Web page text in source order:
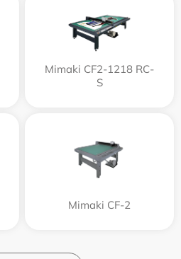
Mimaki CF2-1218 RC-
S
Mimaki CF-2